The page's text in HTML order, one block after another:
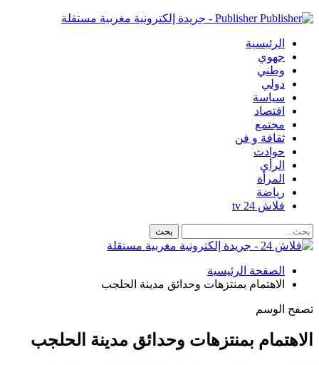
Publisher - جريدة إلكترونية مغربية مستقلة
الرئيسية
جهوي
وطني
دولي
سياسة
اقتصاد
مجتمع
ثقافة و فن
حوادث
الرأي
المرأة
رياضة
فلاش 24 tv
الصفحة الرئيسية
الاهتمام بمنتزهات وحدائق مدينة الحلجب
تصفح الوسم
الاهتمام بمنتزهات وحدائق مدينة الحلجب